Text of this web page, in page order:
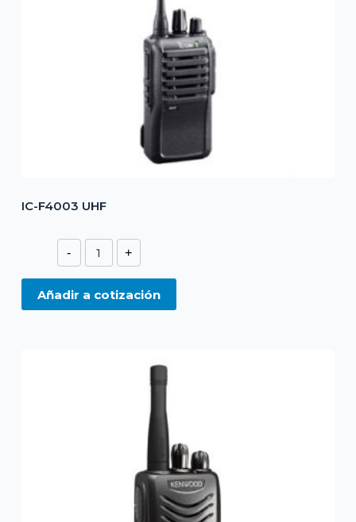
IC-F4003 UHF
-
IC-
F4003
+
Añadir a cotización